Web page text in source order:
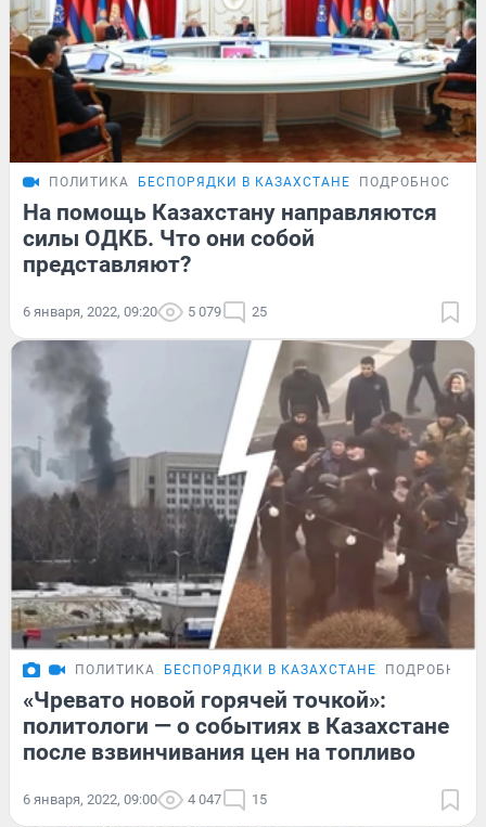
ПОЛИТИКА БЕСПОРЯДКИ В КАЗАХСТАНЕ ПОДРОБНОСТИ
На помощь Казахстану направляются
силы ОДКБ. Что они собой
представляют?
6 января, 2022, 09:20 5 079 25
ПОЛИТИКА БЕСПОРЯДКИ В КАЗАХСТАНЕ
«Чревато новой горячей точкой»:
политологи — о событиях в Казахстане
после взвинчивания цен на топливо
6 января, 2022, 09:00 4 047 15